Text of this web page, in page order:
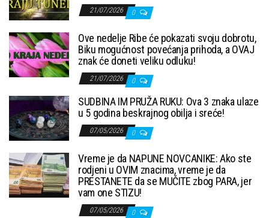
21/07/2026 0
Ove nedelje Ribe će pokazati svoju dobrotu,
Biku mogućnost povećanja prihoda, a OVAJ
znak će doneti veliku odluku!
21/07/2026 0
SUDBINA IM PRUŽA RUKU: Ova 3 znaka ulaze
u 5 godina beskrajnog obilja i sreće!
07/05/2026 0
Vreme je da NAPUNE NOVCANIKE: Ako ste
rodjeni u OVIM znacima, vreme je da
PRESTANETE da se MUČITE zbog PARA, jer
vam one STIZU!
07/05/2026 0